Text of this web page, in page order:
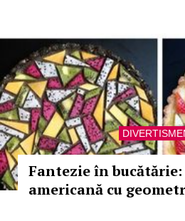
Fantezie în
americană cu